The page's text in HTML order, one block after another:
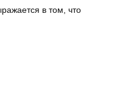
в том, что